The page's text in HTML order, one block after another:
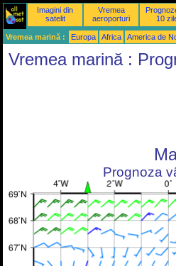
Imagini din
satelit
Vremea
aeroporturi
10
Vremea marină : Europa Africa America de
Vremea marină :
Prognoza